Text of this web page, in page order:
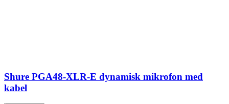
Shure PGA48-XLR-E dynamisk mikrofon med
kabel